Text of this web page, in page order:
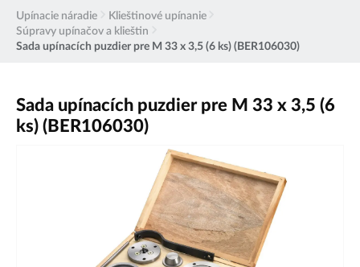
Upínacie náradie
Klieštinové upínanie
Súpravy upínačov a klieštin
Sada upínacích puzdier pre M 33 x 3,5 (6 ks) (BER106030)
Sada upínacích puzdier pre M 33 x 3,5 (6
ks) (BER106030)